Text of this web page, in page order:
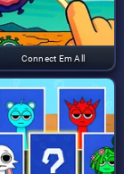
Connect Em All